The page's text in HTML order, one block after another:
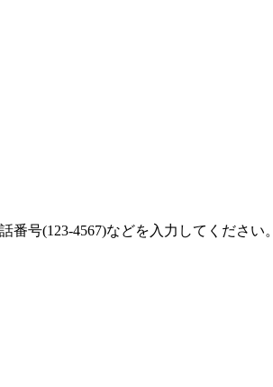
号(123-4567)などを入力してください。